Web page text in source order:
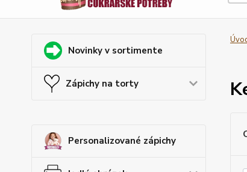
Novinky v sortimente
Zápichy na torty
Personalizované zápichy